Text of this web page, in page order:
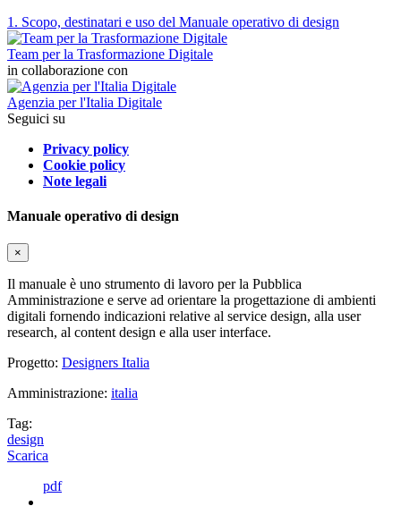
1. Scopo, destinatari e uso del Manuale operativo di design
Team per la Trasformazione Digitale
in collaborazione con
Agenzia per l'Italia Digitale
Seguici su
Privacy policy
Cookie policy
Note legali
Manuale operativo di design
×
Il manuale è uno strumento di lavoro per la Pubblica
Amministrazione e serve ad orientare la progettazione di ambienti
digitali fornendo indicazioni relative al service design, alla user
research, al content design e alla user interface.
Progetto: Designers Italia
Amministrazione: italia
Tag:
design
Scarica
pdf